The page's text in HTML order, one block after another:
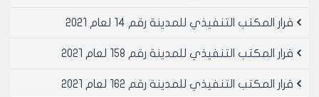
قرار المكتب التنفيذي للمدينة رقم 14 لعام 2021
قرار المكتب التنفيذي للمدينة رقم 158 لعام 2021
قرار المكتب التنفيذي للمدينة رقم 162 لعام 2021